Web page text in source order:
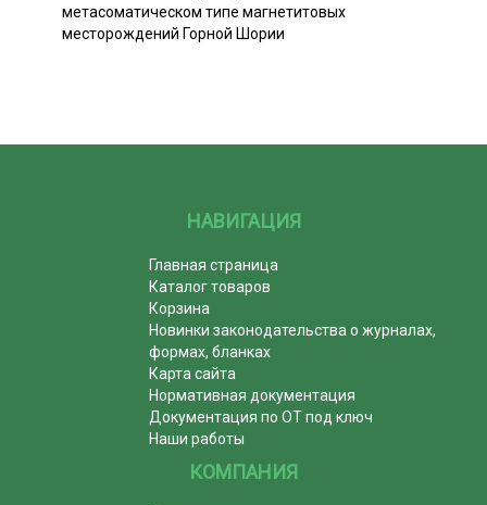
метасоматическом типе магнетитовых
месторождений Горной Шории
НАВИГАЦИЯ
Главная страница
Каталог товаров
Корзина
Новинки законодательства о журналах,
формах, бланках
Карта сайта
Нормативная документация
Документация по ОТ под ключ
Наши работы
КОМПАНИЯ